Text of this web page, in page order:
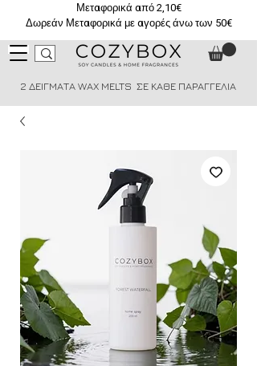
Μεταφορικά από 2,10€
Δωρεάν Μεταφορικά με αγορές άνω των 50€
2 ΔΕΙΓΜΑΤΑ WAX MELTS ΣΕ ΚΑΘΕ ΠΑΡΑΓΓΕΛΙΑ